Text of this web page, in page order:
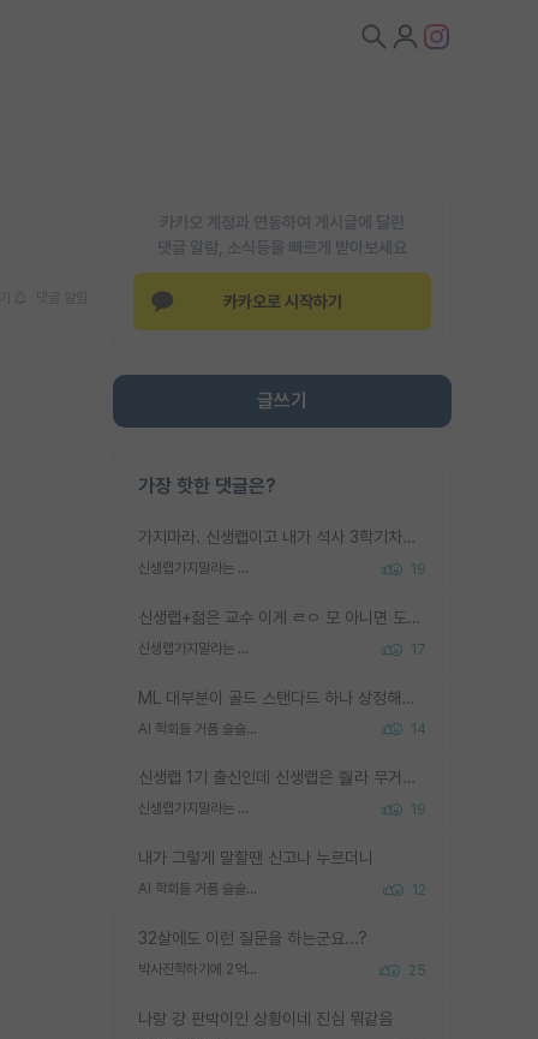
카카오 계정과 연동하여 게시글에 달린
댓글 알람, 소식등을 빠르게 받아보세요
카카오로 시작하기
글쓰기
가장 핫한 댓글은?
가지마라. 신생랩이고 내가 석사 3학기차인데 최고참인데 나도 아무것도 모르는데 교수가 후배들 왜 논문 교육 안시키냐. 논문 왜 안 써오냐 닦달한다
신생랩가지말라는 이유가 있었구나 19
신생랩+젊은 교수 이게 ㄹㅇ 모 아니면 도인듯.
신생랩가지말라는 이유가 있었구나 17
ML 대부분이 골드 스탠다드 하나 상정해놓고 (벤치마크 데이터셋이 여러 개면 여러 개 상정) 그거 얼마나 잘 맞추나 싸움임 가끔 번뜩이는 설계 철학을 보여주는 논문들도 있지만 대부분 그거 성적 얼마나 더 올리느라에 혈안이 되어 있는 측면이 잇음
AI 학회들 거품 슬슬 지적이 나오네요 14
신생랩 1기 출신인데 신생랩은 줠라 무거운 바벨 같은거임. 들면 대박인데 못들면 깔려 죽음. 아무도 알려주지 않는 환경에서 자생해야하지만, 일단 살아남았다면 그 어떤 사람보다 악착같고 생존력 높은 사람으로 거듭날 수 있음
신생랩가지말라는 이유가 있었구나 19
내가 그렇게 말할땐 신고나 누르더니
AI 학회들 거품 슬슬 지적이 나오네요 12
32살에도 이런 질문을 하는군요...?
박사진학하기에 2억은 괜찮은 (?) 정도의 경제력인가요 25
나랑 걍 판박이인 상황이네 진심 뭐같음